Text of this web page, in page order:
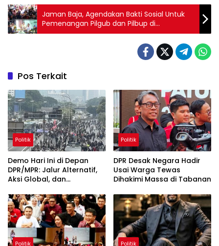
Jaman Baja, Agendakan Bakti Sosial Untuk
Pemenangan Pilgub dan Pilbup di
Kabupaten Tangerang
Pos Terkait
Politik
Demo Hari Ini di Depan
DPR/MPR: Jalur Alternatif,
Aksi Global, dan
Agustus 2026
Politik
DPR Desak Negara Hadir
Usai Warga Tewas
Dihakimi Massa di Tabanan
Politik Politik